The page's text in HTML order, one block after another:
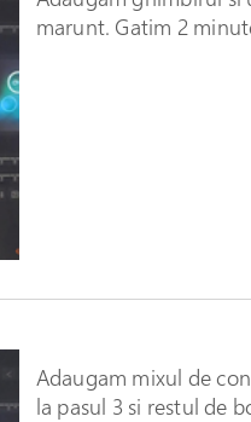
marunt. Gatim 2
Adaugam mixul de
la pasul 3 si restul de